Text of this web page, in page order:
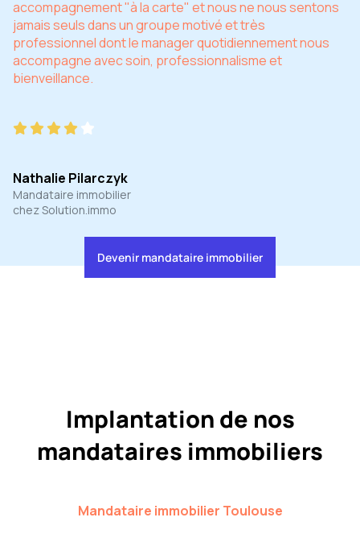
accompagnement "à la carte" et nous ne nous sentons
jamais seuls dans un groupe motivé et très
professionnel dont le manager quotidiennement nous
accompagne avec soin, professionnalisme et
bienveillance.
Nathalie Pilarczyk
Mandataire immobilier
chez Solution.immo
Devenir mandataire immobilier
Implantation de nos
mandataires immobiliers
Mandataire immobilier Toulouse